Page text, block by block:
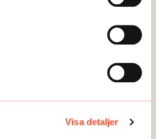
Visa detaljer